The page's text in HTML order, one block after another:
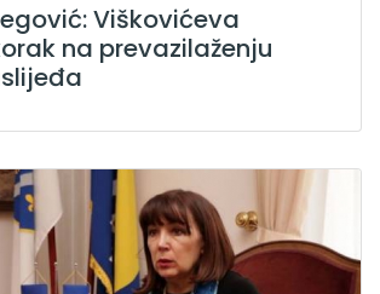
Viškovićeva
na prevazilaženju